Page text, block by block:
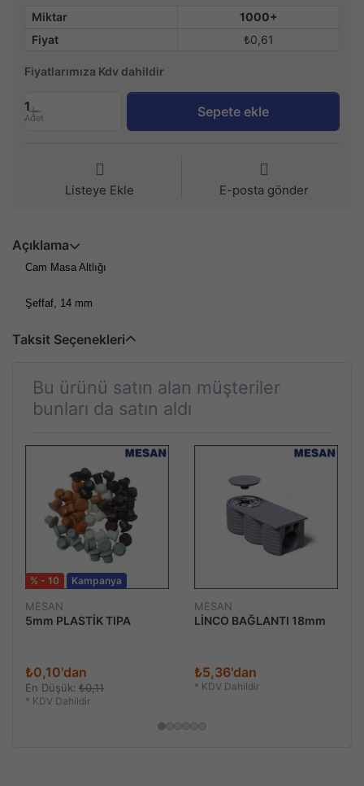
Miktar
1000+
Fiyat
₺0,61
Fiyatlarımıza Kdv dahildir
1
Adet Sepete ekle
Listeye Ekle E-posta gönder
Açıklama
Cam Masa Altlığı
Şeffaf, 14 mm
Taksit Seçenekleri
Bu ürünü satın alan müşteriler
bunları da satın aldı
% - 10 Kampanya
MESAN
5mm PLASTİK TIPA
₺0,10'dan
En Düşük: ₺0,11
* KDV Dahildir
MESAN
LİNCO BAĞLANTI 18mm
₺5,36'dan
* KDV Dahildir